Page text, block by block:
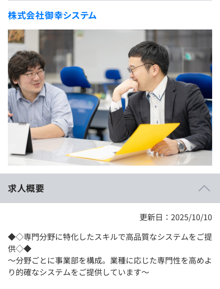
新卒エージェント
イベント・セミナー
インタビュー
就活成功ガイド
4択課題
ナレッジ
リファレンス
プラン
個人向けプラン
法人向けプラン
学校向けプラン
契約内容・クーポン
評価結果一覧
再チャレンジ結果一覧
Tech Team Journal
paiza times
note
paizaとは？
株式会社御幸システム
求人概要
更新日：2025/10/10
◆◇専門分野に特化したスキルで高品質なシステムをご提
供◇◆
〜分野ごとに事業部を構成。業種に応じた専門性を高めよ
り的確なシステムをご提供しています〜